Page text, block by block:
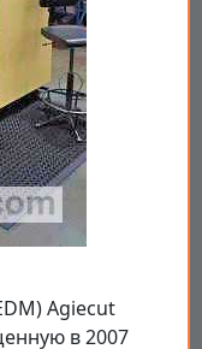
Agiecut
в 2007